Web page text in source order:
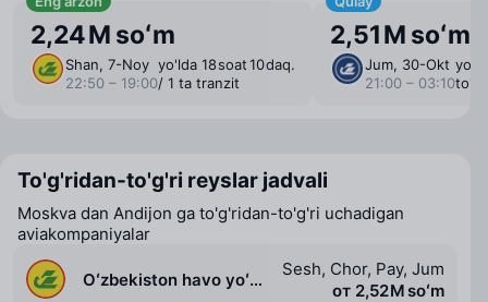
2,24 M soʻm
Shan, 7-Noy
22:50 – 19:00
yo'lda 18 ⁠soat 10 ⁠daq.
/ 1 ta tranzit
2,51 M soʻm
Jum, 30-Okt
21:00 – 03:10
To'g'ridan-to'g'ri reyslar jadvali
Moskva dan Andijon ga to'g'ridan-to'g'ri uchadigan
aviakompaniyalar
Oʻzbekiston havo yoʻllari
Sesh, Chor, Pay, Jum
от 2,52 M soʻm